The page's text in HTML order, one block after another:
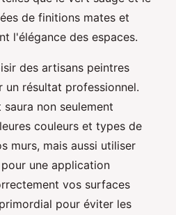
de finitions mates et
l'élégance des espaces.
des artisans peintres
résultat professionnel.
non seulement
couleurs et types de
murs, mais aussi utiliser
une application
vos surfaces
pour éviter les